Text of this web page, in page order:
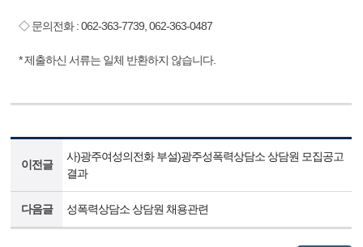
◇ 문의전화 : 062-363-7739, 062-363-0487
* 제출하신 서류는 일체 반환하지 않습니다.
이전글
사)광주여성의전화 부설)광주성폭력상담소 상담원 모집공고
결과
다음글 성폭력상담소 상담원 채용관련